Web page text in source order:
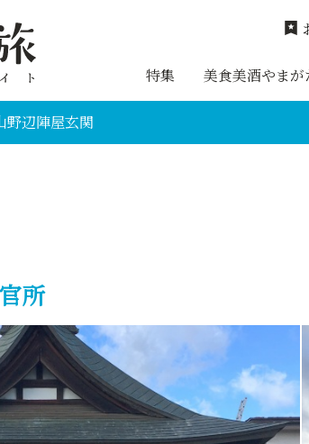
特集 美食美酒やまが
野辺陣屋玄関
所